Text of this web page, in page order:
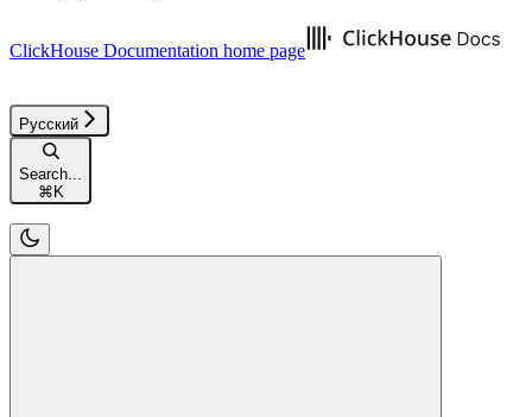
ClickHouse Documentation home page
Русский
Search...
⌘ K